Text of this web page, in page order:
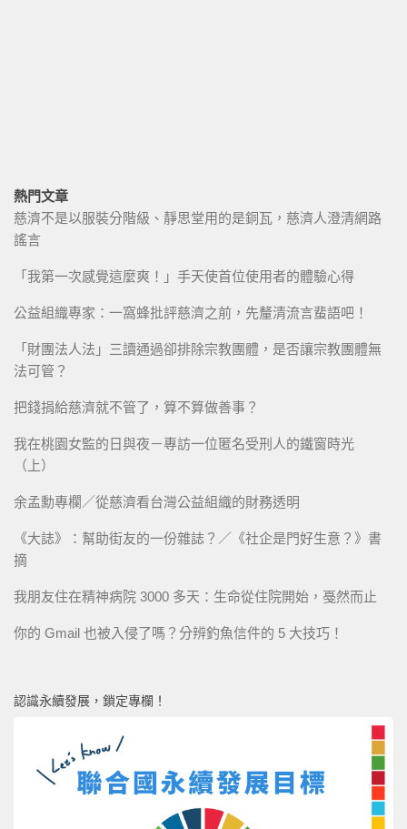
熱門文章
慈濟不是以服裝分階級、靜思堂用的是銅瓦，慈濟人澄清網路
謠言
「我第一次感覺這麼爽！」手天使首位使用者的體驗心得
公益組織專家：一窩蜂批評慈濟之前，先釐清流言蜚語吧！
「財團法人法」三讀通過卻排除宗教團體，是否讓宗教團體無
法可管？
把錢捐給慈濟就不管了，算不算做善事？
我在桃園女監的日與夜－專訪一位匿名受刑人的鐵窗時光
（上）
余孟勳專欄／從慈濟看台灣公益組織的財務透明
《大誌》：幫助街友的一份雜誌？／《社企是門好生意？》書
摘
我朋友住在精神病院 3000 多天：生命從住院開始，戞然而止
你的 Gmail 也被入侵了嗎？分辨釣魚信件的 5 大技巧！
認識永續發展，鎖定專欄！